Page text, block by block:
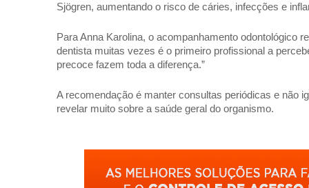
Sjögren, aumentando o risco de cáries, infecções e
Para Anna Karolina, o acompanhamento odontológico
dentista muitas vezes é o primeiro profissional a
precoce fazem toda a diferença.”
A recomendação é manter consultas periódicas e não
revelar muito sobre a saúde geral do organismo.